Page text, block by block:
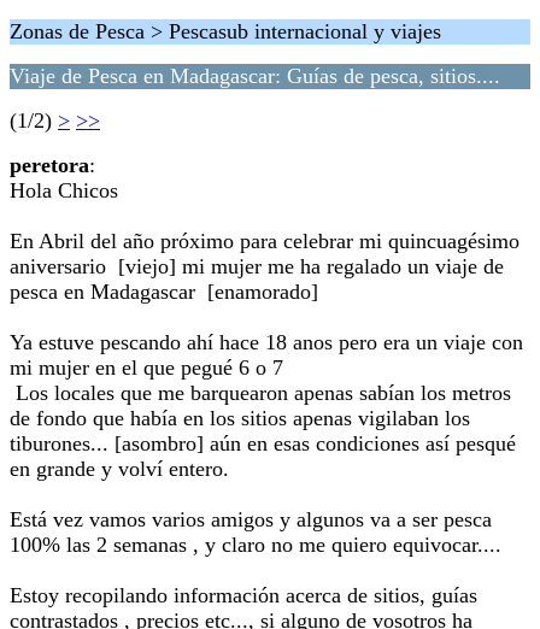
Zonas de Pesca > Pescasub internacional y viajes
Viaje de Pesca en Madagascar: Guías de pesca, sitios....
(1/2) > >>
peretora:
Hola Chicos
En Abril del año próximo para celebrar mi quincuagésimo
aniversario [viejo] mi mujer me ha regalado un viaje de
pesca en Madagascar [enamorado]
Ya estuve pescando ahí hace 18 anos pero era un viaje con
mi mujer en el que pegué 6 o 7
Los locales que me barquearon apenas sabían los metros
de fondo que había en los sitios apenas vigilaban los
tiburones... [asombro] aún en esas condiciones así pesqué
en grande y volví entero.
Está vez vamos varios amigos y algunos va a ser pesca
100% las 2 semanas , y claro no me quiero equivocar....
Estoy recopilando información acerca de sitios, guías
contrastados , precios etc..., si alguno de vosotros ha